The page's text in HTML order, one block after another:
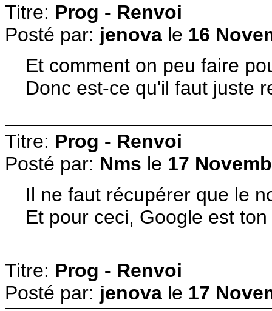
Titre: Prog - Renvoi
Posté par: jenova le 16
Et comment on peu faire
Donc est-ce qu'il faut juste
Titre: Prog - Renvoi
Posté par: Nms le 17
Il ne faut récupérer que le
Et pour ceci, Google est
Titre: Prog - Renvoi
Posté par: jenova le 17